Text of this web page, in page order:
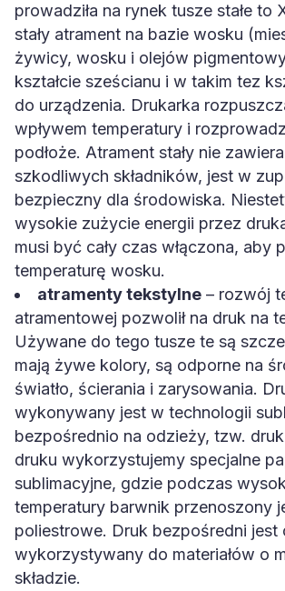
prowadziła na rynek tusze stałe to
stały atrament na bazie wosku
żywicy, wosku i olejów
kształcie sześcianu i w takim tez
do urządzenia. Drukarka
wpływem temperatury i
podłoże. Atrament stały nie
szkodliwych składników, jest w
bezpieczny dla środowiska.
wysokie zużycie energii przez
musi być cały czas włączona, aby
temperaturę wosku.
atramenty tekstylne – rozwój
atramentowej pozwolił na druk na
Używane do tego tusze te są
mają żywe kolory, są odporne na
światło, ścierania i zarysowania.
wykonywany jest w technologii
bezpośrednio na odzieży, tzw.
druku wykorzystujemy specjalne
sublimacyjne, gdzie podczas
temperatury barwnik przenoszony
poliestrowe. Druk bezpośredni jest
wykorzystywany do materiałów o
składzie.